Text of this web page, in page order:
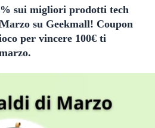
sui migliori prodotti tech
su Geekmall! Coupon
per vincere 100€ ti